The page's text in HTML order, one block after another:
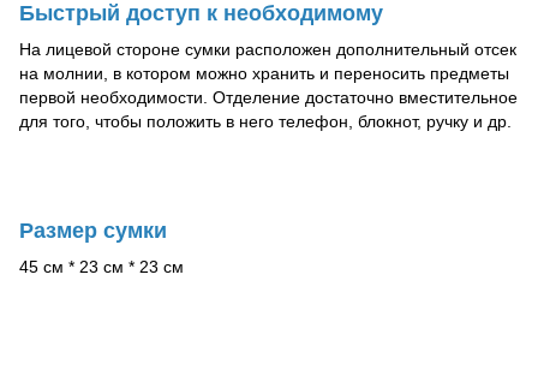
Быстрый доступ к необходимому
На лицевой стороне сумки расположен дополнительный отсек
на молнии, в котором можно хранить и переносить предметы
первой необходимости. Отделение достаточно вместительное
для того, чтобы положить в него телефон, блокнот, ручку и др.
Размер сумки
45 см * 23 см * 23 см